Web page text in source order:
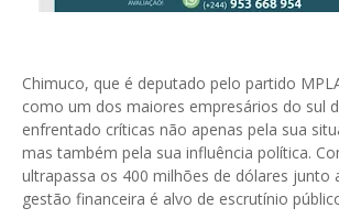
Chimuco, que é deputado pelo partido
como um dos maiores empresários do sul
enfrentado críticas não apenas pela sua
mas também pela sua influência política.
ultrapassa os 400 milhões de dólares junto
gestão financeira é alvo de escrutínio